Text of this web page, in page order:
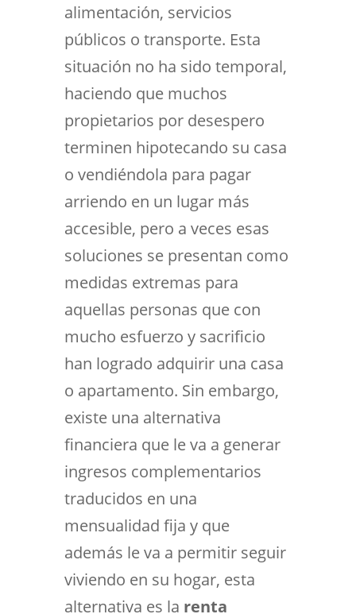
alimentación, servicios
públicos o transporte. Esta
situación no ha sido temporal,
haciendo que muchos
propietarios por desespero
terminen hipotecando su casa
o vendiéndola para pagar
arriendo en un lugar más
accesible, pero a veces esas
soluciones se presentan como
medidas extremas para
aquellas personas que con
mucho esfuerzo y sacrificio
han logrado adquirir una casa
o apartamento. Sin embargo,
existe una alternativa
financiera que le va a generar
ingresos complementarios
traducidos en una
mensualidad fija y que
además le va a permitir seguir
viviendo en su hogar, esta
alternativa es la renta